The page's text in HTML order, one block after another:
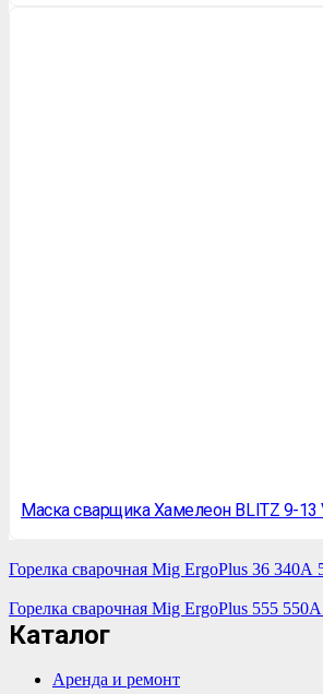
Маска сварщика Хамелеон BLITZ 9-13
Горелка сварочная Mig ErgoPlus 36 340А
Горелка сварочная Mig ErgoPlus 555
Каталог
Аренда и ремонт